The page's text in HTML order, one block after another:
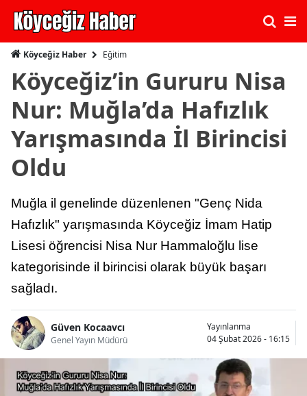
Köyceğiz Haber Eğitim
Köyceğiz’in Gururu Nisa
Nur: Muğla’da Hafızlık
Yarışmasında İl Birincisi
Oldu
Muğla il genelinde düzenlenen "Genç Nida
Hafızlık" yarışmasında Köyceğiz İmam Hatip
Lisesi öğrencisi Nisa Nur Hammaloğlu lise
kategorisinde il birincisi olarak büyük başarı
sağladı.
Güven Kocaavcı
Genel Yayın Müdürü
Yayınlanma
04 Şubat 2026 - 16:15